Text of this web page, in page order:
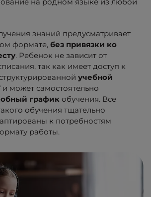
знаний предусматривает
формате, без привязки ко
. Ребенок не зависит от
так как имеет доступ к
учебной
и может самостоятельно
график обучения. Все
обучения тщательно
к потребностям
работы.